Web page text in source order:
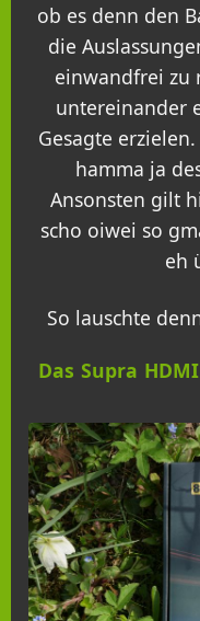
ob es denn den
die
einwandfrei zu
untereinander
Gesagte
hamma ja
Ansonsten gilt
scho oiwei so
eh
So lauschte
Das Supra